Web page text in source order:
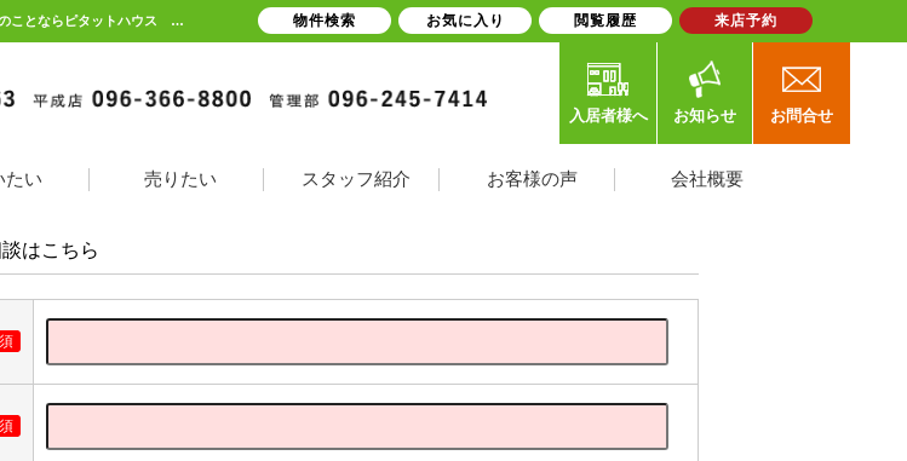
お問合せフォーム 産交バス「八反田入口」徒歩1分の1LDK賃貸マンション | 熊本県熊本市・光の森・菊陽町の不動産のことならピタットハウス 熊本賃貸サポート
入居者様へ お知らせ お問合せ
たい 売りたい スタッフ紹介 お客様の声 会社概要
はこちら
物件検索 お気に入り 閲覧履歴 来店予約